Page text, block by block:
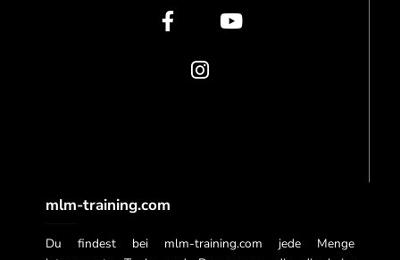
b
o
u
b
r
a
mlm-training.com
Du findest bei mlm-training.com jede Menge